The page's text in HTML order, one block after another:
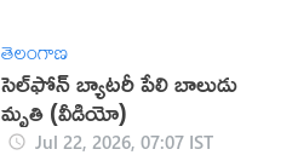
తెలంగాణ
సెల్‌ఫోన్ బ్యాటరీ పేలి బాలుడు
మృతి (వీడియో)
Jul 22, 2026, 07:07 IST